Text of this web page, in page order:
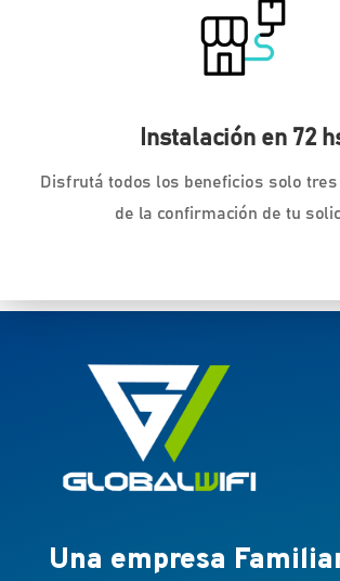
Instalación en 72
Disfrutá todos los beneficios solo
de la confirmación de tu
Una empresa